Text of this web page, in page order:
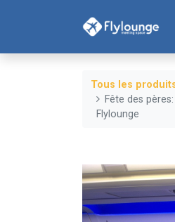
Tous les
Fête des
Flylounge